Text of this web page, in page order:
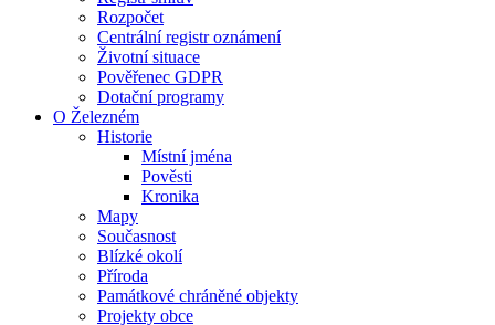
Rozpočet
Centrální registr oznámení
Životní situace
Pověřenec GDPR
Dotační programy
O Železném
Historie
Místní jména
Pověsti
Kronika
Mapy
Současnost
Blízké okolí
Příroda
Památkové chráněné objekty
Projekty obce